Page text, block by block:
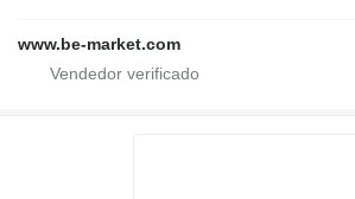
www.be-market.com